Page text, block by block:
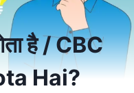
है / CBC
Hai?